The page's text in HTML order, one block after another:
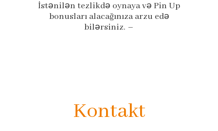
İstənilən tezlikdə oynaya və Pin Up
bonusları alacağınıza arzu edə
bilərsiniz. –
Kontakt